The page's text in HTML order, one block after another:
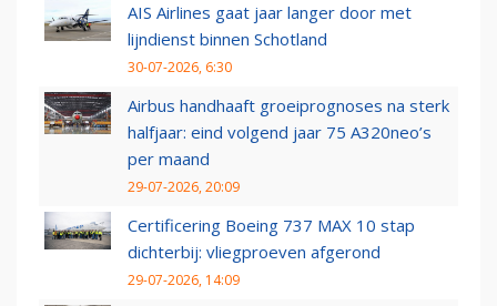
AIS Airlines gaat jaar langer door met
lijndienst binnen Schotland
30-07-2026, 6:30
Airbus handhaaft groeiprognoses na sterk
halfjaar: eind volgend jaar 75 A320neo’s
per maand
29-07-2026, 20:09
Certificering Boeing 737 MAX 10 stap
dichterbij: vliegproeven afgerond
29-07-2026, 14:09